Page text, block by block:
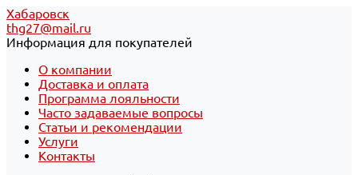
Хабаровск
thg27@mail.ru
Информация для покупателей
О компании
Доставка и оплата
Программа лояльности
Часто задаваемые вопросы
Статьи и рекомендации
Услуги
Контакты